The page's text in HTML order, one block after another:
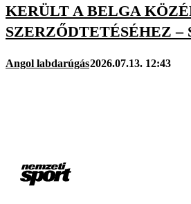
KERÜLT A BELGA
SZERZŐDTETÉSÉHEZ –
Angol labdarúgás2026.07.13. 12:43